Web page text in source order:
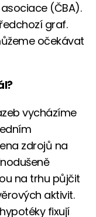
asociace (ČBA).
graf.
očekávat
vycházíme
zdrojů na
na trhu půjčit
aktivit.
fixují